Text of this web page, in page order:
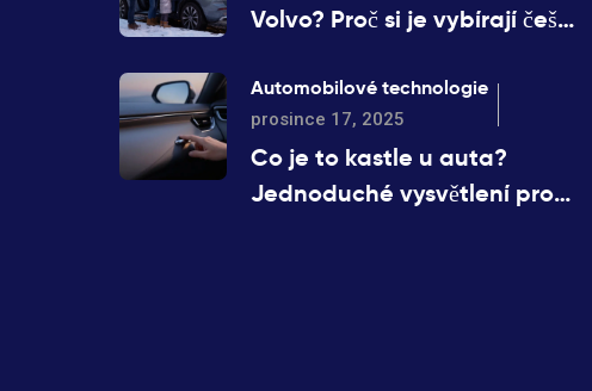
Volvo? Proč si je vybírají čeští
Automobilové technologie
prosince 17, 2025
Co je to kastle u auta?
Jednoduché vysvětlení pro